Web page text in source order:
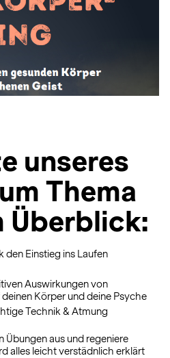
unseres
Thema
Überblick:
den Einstieg ins Laufen
Auswirkungen von
Körper und deine Psyche
Technik & Atmung
aus und regeniere
alles leicht verstädnlich erklärt